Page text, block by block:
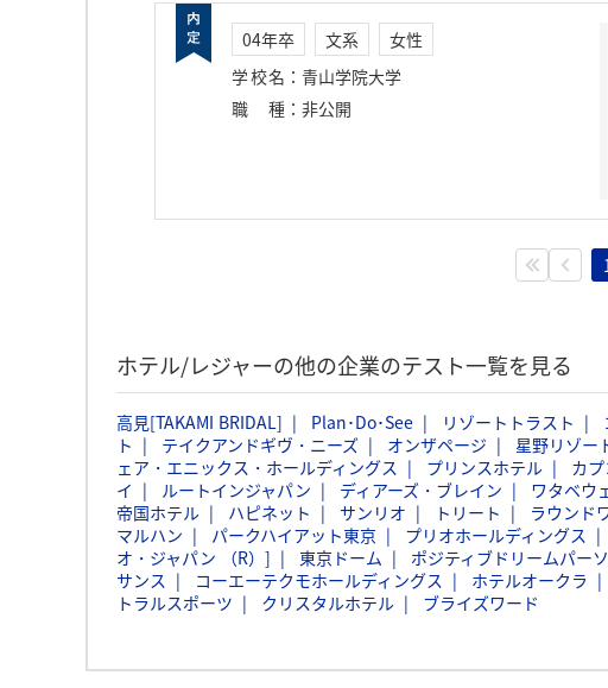
04年卒 文系
女性
学校名 ： 青山学院大学
職種 ： 非公開
1
ホテル/レジャーの他の企業のテスト一覧を見る
高見[TAKAMI BRIDAL] Plan･Do･See リゾートトラスト
ト
テイクアンドギヴ・ニーズ オンザページ 星野リゾー
ェア・エニックス・ホールディングス
プリンスホテル カ
イ
ルートインジャパン ディアーズ・ブレイン ワタベウ
帝国ホテル
ハピネット サンリオ トリート ラウンド
マルハン
パークハイアット東京 プリオホールディングス
オ・ジャパン （R）]
東京ドーム ポジティブドリームパー
サンス
コーエーテクモホールディングス ホテルオークラ
トラルスポーツ
クリスタルホテル ブライズワード